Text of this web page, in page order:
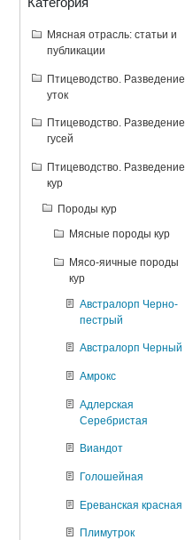
Мясная отрасль: статьи и
публикации
Птицеводство. Разведение
уток
Птицеводство. Разведение
гусей
Птицеводство. Разведение
кур
Породы кур
Мясные породы кур
Мясо-яичные породы
кур
Австралорп Черно-
пестрый
Австралорп Черный
Амрокс
Адлерская
Серебристая
Виандот
Голошейная
Eреванская красная
Плимутрок